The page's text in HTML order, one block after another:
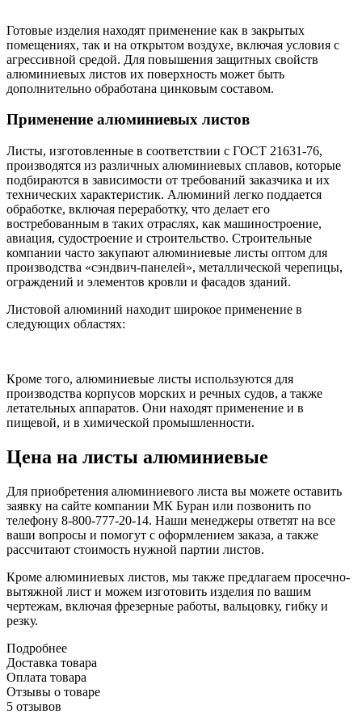
Готовые изделия находят применение как в закрытых
помещениях, так и на открытом воздухе, включая условия с
агрессивной средой. Для повышения защитных свойств
алюминиевых листов их поверхность может быть
дополнительно обработана цинковым составом.
Применение алюминиевых листов
Листы, изготовленные в соответствии с ГОСТ 21631-76,
производятся из различных алюминиевых сплавов, которые
подбираются в зависимости от требований заказчика и их
технических характеристик. Алюминий легко поддается
обработке, включая переработку, что делает его
востребованным в таких отраслях, как машиностроение,
авиация, судостроение и строительство. Строительные
компании часто закупают алюминиевые листы оптом для
производства «сэндвич-панелей», металлической черепицы,
ограждений и элементов кровли и фасадов зданий.
Листовой алюминий находит широкое применение в
следующих областях:
Кроме того, алюминиевые листы используются для
производства корпусов морских и речных судов, а также
летательных аппаратов. Они находят применение и в
пищевой, и в химической промышленности.
Цена на листы алюминиевые
Для приобретения алюминиевого листа вы можете оставить
заявку на сайте компании МК Буран или позвонить по
телефону 8-800-777-20-14. Наши менеджеры ответят на все
ваши вопросы и помогут с оформлением заказа, а также
рассчитают стоимость нужной партии листов.
Кроме алюминиевых листов, мы также предлагаем просечно-
вытяжной лист и можем изготовить изделия по вашим
чертежам, включая фрезерные работы, вальцовку, гибку и
резку.
Подробнее
Доставка товара
Оплата товара
Отзывы о товаре
5 отзывов